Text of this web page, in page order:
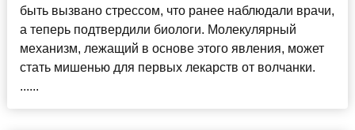
быть вызвано стрессом, что ранее наблюдали врачи,
а теперь подтвердили биологи. Молекулярный
механизм, лежащий в основе этого явления, может
стать мишенью для первых лекарств от волчанки.
......